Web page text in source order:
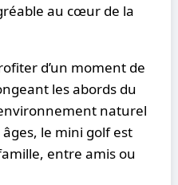
au cœur de la
d’un moment de
les abords du
naturel
le mini golf est
entre amis ou